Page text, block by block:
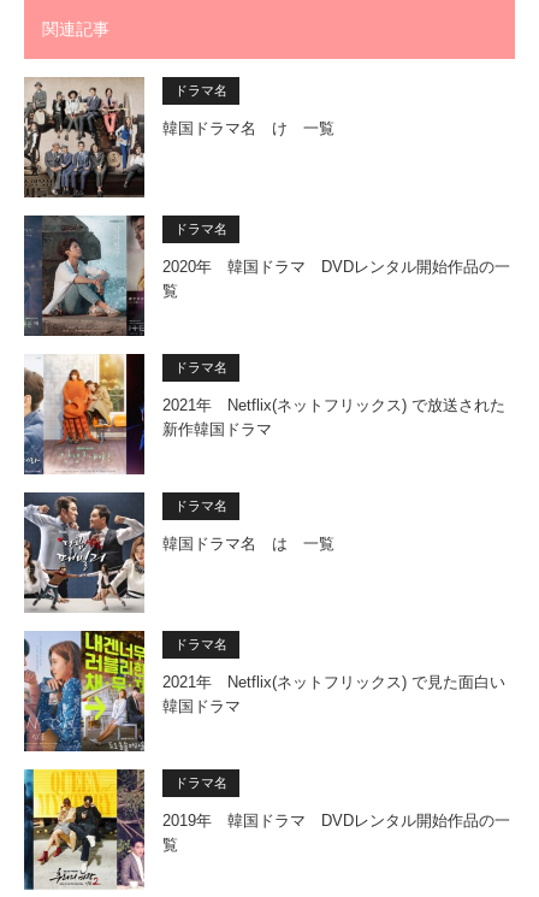
関連記事
ドラマ名
韓国ドラマ名 け 一覧
ドラマ名
2020年 韓国ドラマ DVDレンタル開始作品の一
覧
ドラマ名
2021年 Netflix(ネットフリックス) で放送された
新作韓国ドラマ
ドラマ名
韓国ドラマ名 は 一覧
ドラマ名
2021年 Netflix(ネットフリックス) で見た面白い
韓国ドラマ
ドラマ名
2019年 韓国ドラマ DVDレンタル開始作品の一
覧